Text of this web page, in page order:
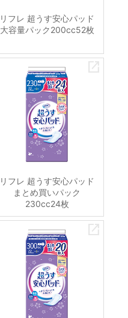
リフレ 超うす安心パッド
大容量パック200cc52枚
リフレ 超うす安心パッド
まとめ買いパック
230cc24枚